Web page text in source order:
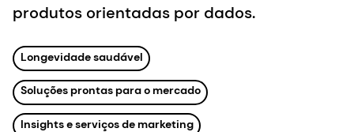
produtos orientadas por dados.
Longevidade saudável
Soluções prontas para o mercado
Insights e serviços de marketing